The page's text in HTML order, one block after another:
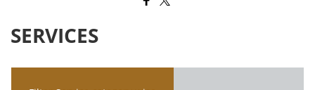
SERVICES